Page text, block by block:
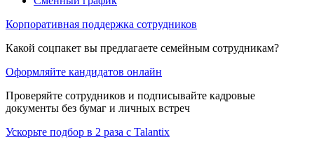
Корпоративная поддержка сотрудников
Какой соцпакет вы предлагаете семейным сотрудникам?
Оформляйте кандидатов онлайн
Проверяйте сотрудников и подписывайте кадровые
документы без бумаг и личных встреч
Ускорьте подбор в 2 раза с Talantix